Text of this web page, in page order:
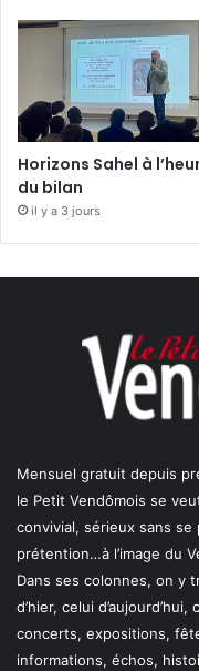
Horizons Sahel à
du bilan
il y a 3 jours
Mensuel gratuit depuis
le Petit Vendômois se
convivial, sérieux sans
prétention…à l’image du
Dans ses colonnes, on y
d’hier, celui
concerts, expositions,
informations, échos,